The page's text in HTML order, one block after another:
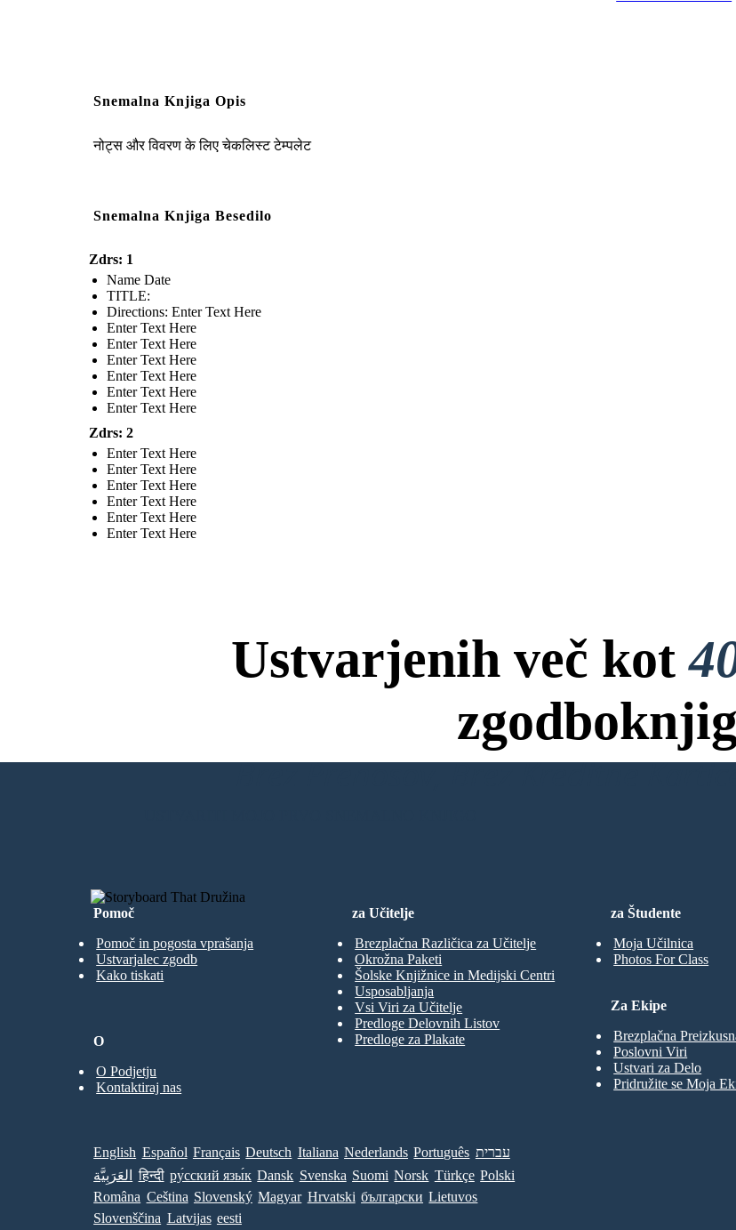
Snemalna Knjiga Opis
नोट्स और विवरण के लिए चेकलिस्ट टेम्पलेट
Snemalna Knjiga Besedilo
Zdrs: 1
Name Date
TITLE :
Directions: Enter Text Here
Enter Text Here
Enter Text Here
Enter Text Here
Enter Text Here
Enter Text Here
Enter Text Here
Zdrs: 2
Enter Text Here
Enter Text Here
Enter Text Here
Enter Text Here
Enter Text Here
Enter Text Here
Ustvarjenih več kot
zgodboknjig
Brez Prenosov, Brez Kreditne
Pomoč
Pomoč in pogosta vprašanja
Ustvarjalec zgodb
Kako tiskati
za Študente
Moja Učilnica
Photos For Class
za Učitelje
Brezplačna Različica za Učitelje
Okrožna Paketi
Šolske Knjižnice in Medijski Centri
Usposabljanja
Vsi Viri za Učitelje
Predloge Delovnih Listov
Predloge za Plakate
Za Ekipe
Brezplačna
Poslovni Viri
Ustvari za Delo
Pridružite se Moja
O
O Podjetju
Kontaktiraj nas
English Español Français Deutsch Italiana Nederlands Português עברית
العَرَبِيَّة
हिन्दी ру́сский язы́к Dansk Svenska Suomi Norsk Türkçe Polski
Româna Ceština Slovenský Magyar Hrvatski български Lietuvos
Slovenščina Latvijas eesti